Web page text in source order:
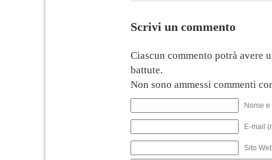
Scrivi un commento
Ciascun commento potrà avere
battute.
Non sono ammessi commenti
Nome
E-mail
Sito